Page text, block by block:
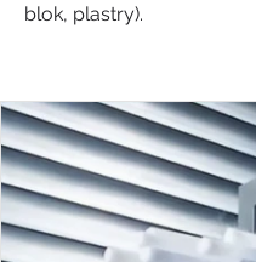
blok, plastry).